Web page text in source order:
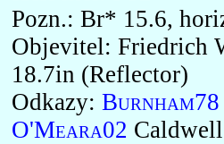
Pozn.: Br* 15.6,
Objevitel: Friedrich
18.7in (Reflector)
Odkazy: Burnham78
O'Meara02